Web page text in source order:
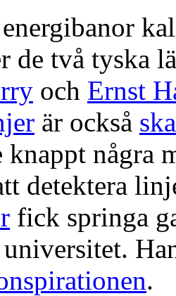
de två tyska
och Ernst
är också
knappt några
detektera
fick springa
.